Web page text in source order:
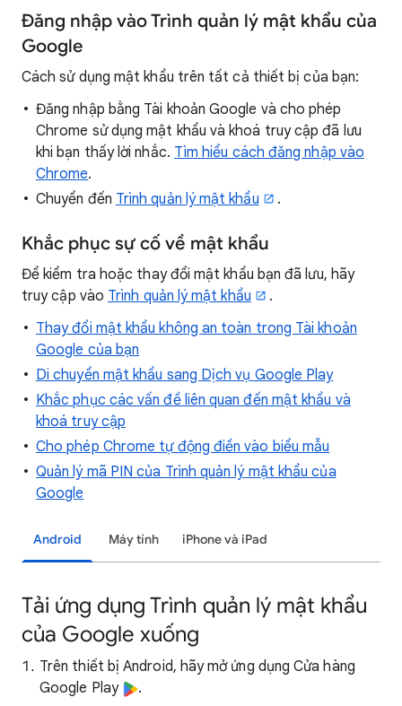
Đăng nhập vào Trình quản lý mật khẩu của
Google
Cách sử dụng mật khẩu trên tất cả thiết bị của bạn:
Đăng nhập bằng Tài khoản Google và cho phép
Chrome sử dụng mật khẩu và khoá truy cập đã lưu
khi bạn thấy lời nhắc. Tìm hiểu cách đăng nhập vào
Chrome.
Chuyển đến Trình quản lý mật khẩu .
Khắc phục sự cố về mật khẩu
Để kiểm tra hoặc thay đổi mật khẩu bạn đã lưu, hãy
truy cập vào Trình quản lý mật khẩu
.
Thay đổi mật khẩu không an toàn trong Tài khoản
Google của bạn
Di chuyển mật khẩu sang Dịch vụ Google Play
Khắc phục các vấn đề liên quan đến mật khẩu và
khoá truy cập
Cho phép Chrome tự động điền vào biểu mẫu
Quản lý mã PIN của Trình quản lý mật khẩu của
Google
Android Máy tính iPhone và iPad
Tải ứng dụng Trình quản lý mật khẩu
của Google xuống
Trên thiết bị Android, hãy mở ứng dụng Cửa hàng
Google Play
.